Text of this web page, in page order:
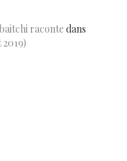
raconte dans